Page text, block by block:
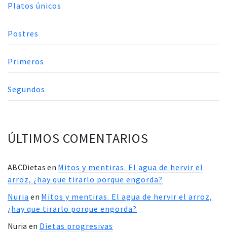
Platos únicos
Postres
Primeros
Segundos
ÚLTIMOS COMENTARIOS
ABCDietas en Mitos y mentiras. El agua de hervir el
arroz, ¿hay que tirarlo porque engorda?
Nuria en Mitos y mentiras. El agua de hervir el arroz,
¿hay que tirarlo porque engorda?
Nuria en Dietas progresivas